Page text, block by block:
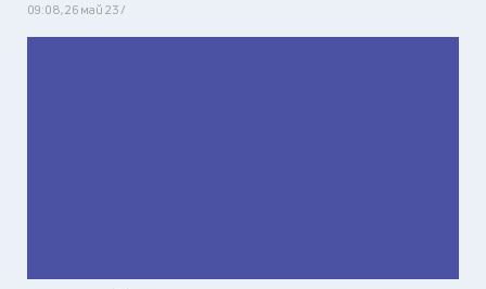
09:08, 26 май 23 /